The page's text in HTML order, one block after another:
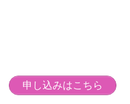
申し込みはこちら